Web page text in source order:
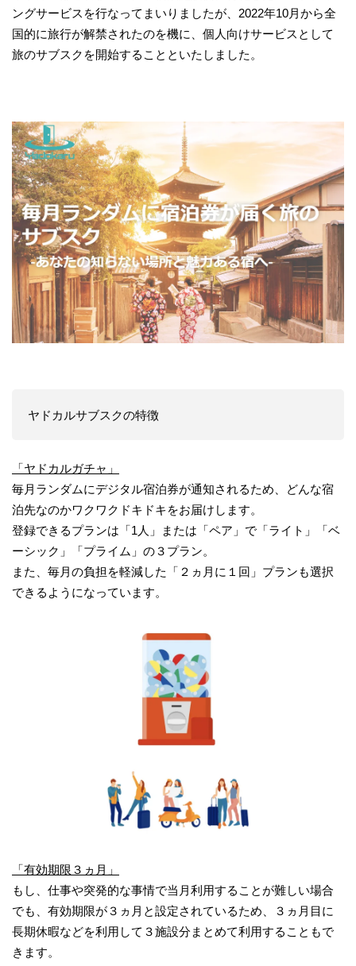
ングサービスを行なってまいりましたが、2022年10月から全
国的に旅行が解禁されたのを機に、個人向けサービスとして
旅のサブスクを開始することといたしました。
ヤドカルサブスクの特徴
「ヤドカルガチャ」
毎月ランダムにデジタル宿泊券が通知されるため、どんな宿
泊先なのかワクワクドキドキをお届けします。
登録できるプランは「1人」または「ペア」で「ライト」「ベ
ーシック」「プライム」の３プラン。
また、毎月の負担を軽減した「２ヵ月に１回」プランも選択
できるようになっています。
「有効期限３ヵ月」
もし、仕事や突発的な事情で当月利用することが難しい場合
でも、有効期限が３ヵ月と設定されているため、３ヵ月目に
長期休暇などを利用して３施設分まとめて利用することもで
きます。